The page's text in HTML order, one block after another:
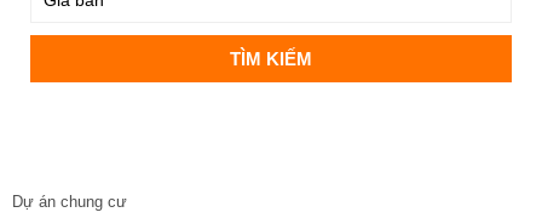
Dự án chung cư